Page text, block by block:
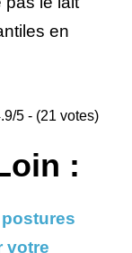
en
5 - (21 votes)
:
votre